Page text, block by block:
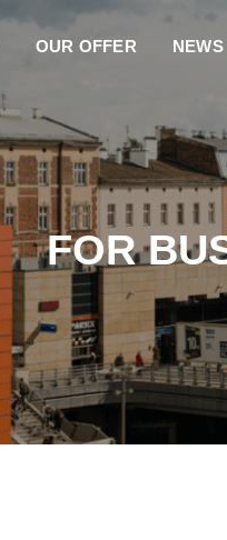
OUR OFFER NEWS
FOR